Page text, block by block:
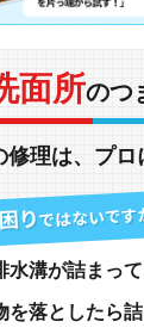
面所のつ
修理は、 プロ
水溝が詰まっ
を落としたら